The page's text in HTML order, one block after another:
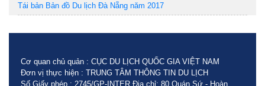
Tái bản Bản đồ Du lịch Đà Nẵng năm 2017
Cơ quan chủ quản : CỤC DU LỊCH QUỐC GIA VIỆT NAM
Đơn vị thực hiện : TRUNG TÂM THÔNG TIN DU LỊCH
Số Giấy phép : 2745/GP-INTER Địa chỉ: 80 Quán Sứ - Hoàn